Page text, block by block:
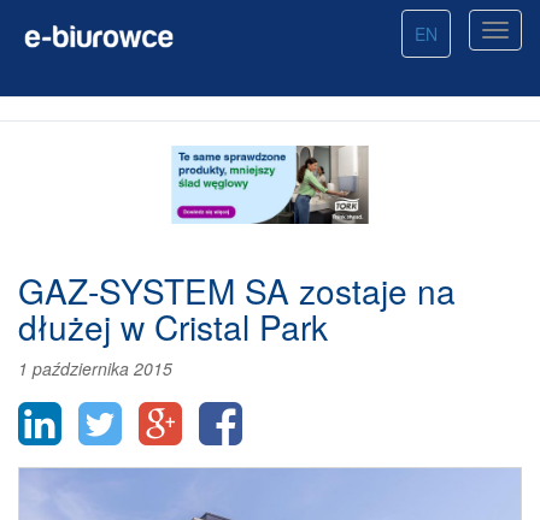
EN
GAZ-SYSTEM SA zostaje na
dłużej w Cristal Park
1 października 2015